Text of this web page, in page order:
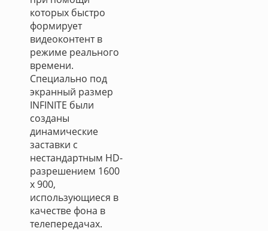
которых быстро
формирует
видеоконтент в
режиме реального
времени.
Специально под
экранный размер
INFINITE были
созданы
динамические
заставки с
нестандартным HD-
разрешением 1600
х 900,
использующиеся в
качестве фона в
телепередачах.